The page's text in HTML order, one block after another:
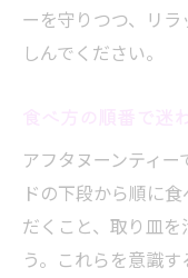
ーを守りつつ、リ
しんでください。
アフタヌーンティ
ドの下段から順に
だくこと、取り皿
う。これらを意識